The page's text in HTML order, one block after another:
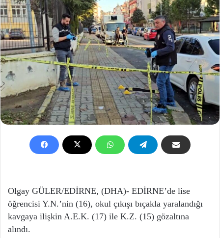
Olgay GÜLER/EDİRNE, (DHA)- EDİRNE’de lise
öğrencisi Y.N.’nin (16), okul çıkışı bıçakla yaralandığı
kavgaya ilişkin A.E.K. (17) ile K.Z. (15) gözaltına
alındı.